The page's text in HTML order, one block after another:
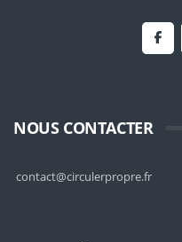
NOUS CONTACTER
contact@circulerpropre.fr